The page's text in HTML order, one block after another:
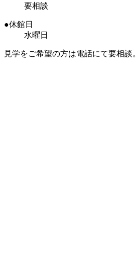
要相談
●休館日
水曜日
見学をご希望の方は電話にて要相談。